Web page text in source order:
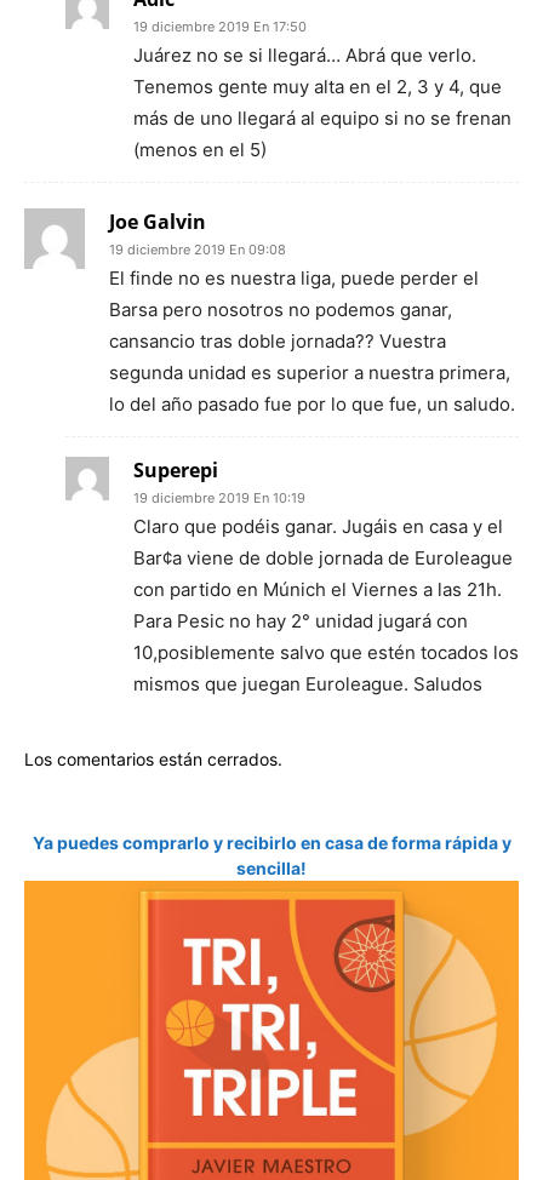
19 diciembre 2019 En 17:50
Juárez no se si llegará… Abrá que verlo.
Tenemos gente muy alta en el 2, 3 y 4, que
más de uno llegará al equipo si no se frenan
(menos en el 5)
Joe Galvin
19 diciembre 2019 En 09:08
El finde no es nuestra liga, puede perder el
Barsa pero nosotros no podemos ganar,
cansancio tras doble jornada?? Vuestra
segunda unidad es superior a nuestra primera,
lo del año pasado fue por lo que fue, un saludo.
Superepi
19 diciembre 2019 En 10:19
Claro que podéis ganar. Jugáis en casa y el
Bar¢a viene de doble jornada de Euroleague
con partido en Múnich el Viernes a las 21h.
Para Pesic no hay 2° unidad jugará con
10,posiblemente salvo que estén tocados los
mismos que juegan Euroleague. Saludos
Los comentarios están cerrados.
Ya puedes comprarlo y recibirlo en casa de forma rápida y
sencilla!